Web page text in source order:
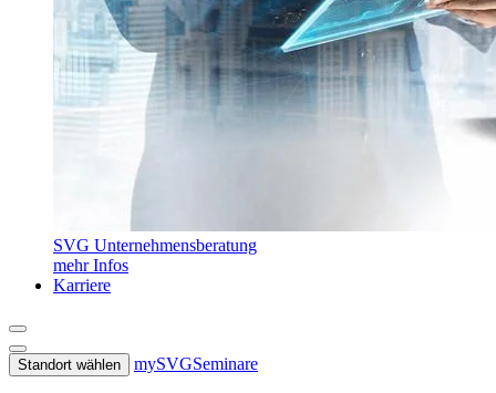
SVG Unternehmensberatung
mehr Infos
Karriere
Standort wählen mySVGSeminare